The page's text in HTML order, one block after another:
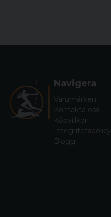
Navigera
Varumärken
Kontakta oss
Köpvillkor
Integritetspolicy
Blogg